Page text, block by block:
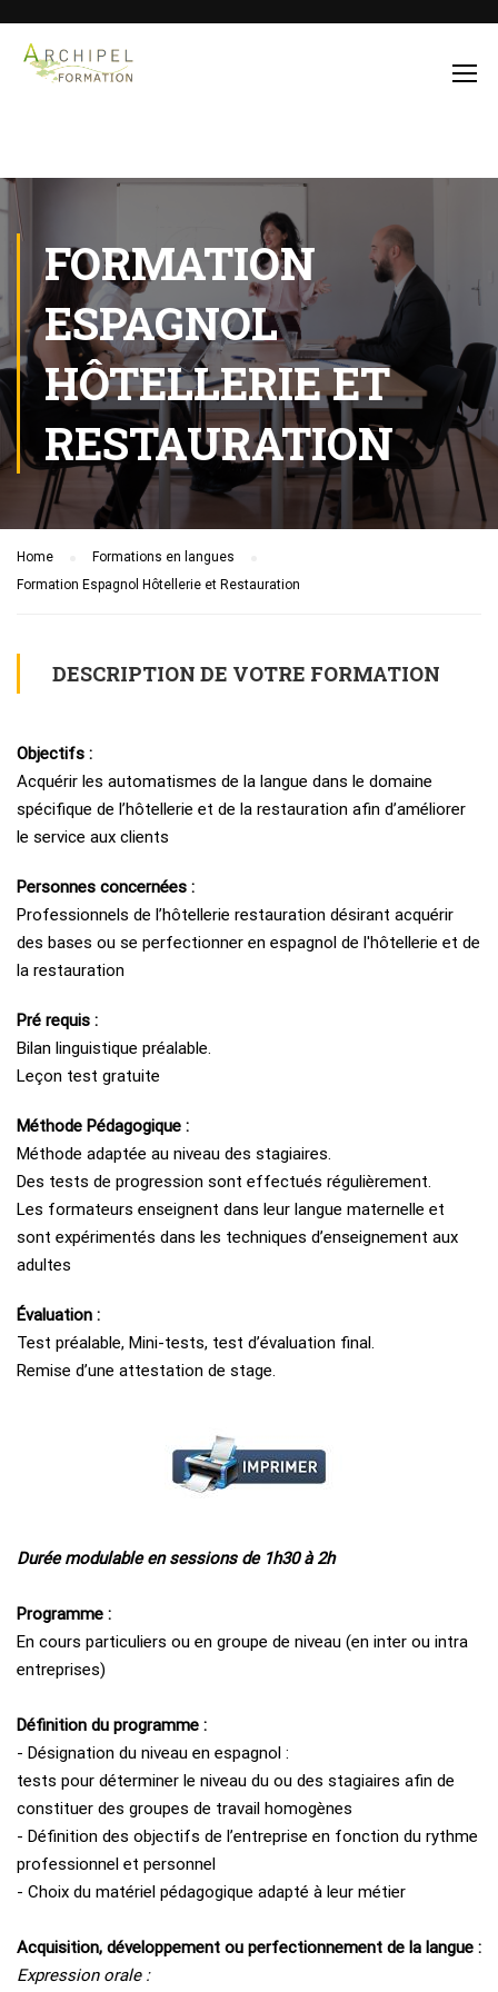
FORMATION
ESPAGNOL
HÔTELLERIE ET
RESTAURATION
Home
Formations en langues
Formation Espagnol Hôtellerie et Restauration
DESCRIPTION DE VOTRE FORMATION
Objectifs :
Acquérir les automatismes de la langue dans le domaine
spécifique de l’hôtellerie et de la restauration afin d’améliorer
le service aux clients
Personnes concernées :
Professionnels de l’hôtellerie restauration désirant acquérir
des bases ou se perfectionner en espagnol de l'hôtellerie et de
la restauration
Pré requis :
Bilan linguistique préalable.
Leçon test gratuite
Méthode Pédagogique :
Méthode adaptée au niveau des stagiaires.
Des tests de progression sont effectués régulièrement.
Les formateurs enseignent dans leur langue maternelle et
sont expérimentés dans les techniques d’enseignement aux
adultes
Évaluation :
Test préalable, Mini-tests, test d’évaluation final.
Remise d’une attestation de stage.
Durée modulable en sessions de 1h30 à 2h
Programme :
En cours particuliers ou en groupe de niveau (en inter ou intra
entreprises)
Définition du programme :
- Désignation du niveau en espagnol :
tests pour déterminer le niveau du ou des stagiaires afin de
constituer des groupes de travail homogènes
- Définition des objectifs de l’entreprise en fonction du rythme
professionnel et personnel
- Choix du matériel pédagogique adapté à leur métier
Acquisition, développement ou perfectionnement de la langue :
Expression orale :